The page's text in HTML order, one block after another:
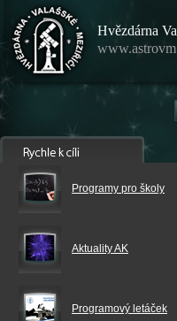
Hvězdárna
Programy pro školy
Aktuality AK
Programový letáček